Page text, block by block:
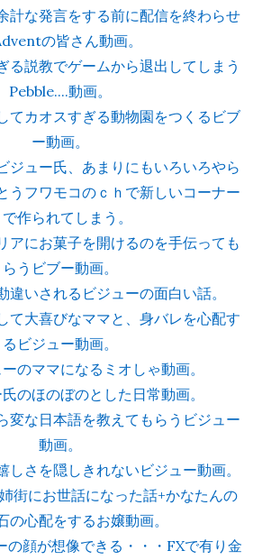
計な発言をする前に配信を終わらせ
の皆さん動画。
る説教でゲームから退出してしまう
Pebble....動画。
てカオスすぎる動物園をつくるビブ
ー動画。
ジュー氏、あまりにもいろいろやら
うフワモコのｃｈで新しいコーナー
で作られてしまう。
アにお菓子を開けるのを手伝っても
らうビブー動画。
違いされるビジューの面白い話。
て大喜びなママと、身バレを心配す
るビジュー動画。
のママになるミオしゃ動画。
のほのぼのとした日常動画。
変な日本語を教えてもらうビジュー
動画。
しさを隠しきれないビジュー動画。
街にお世話になった話+かなたんの
の心配をするお嬢動画。
の顔が想像できる・・・FXで有り金